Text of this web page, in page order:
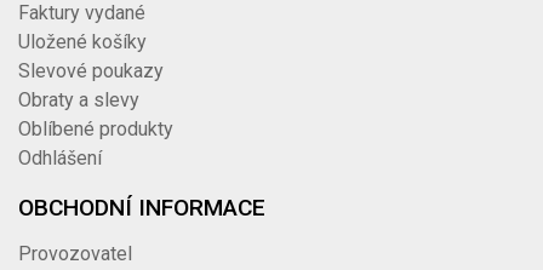
Faktury vydané
Uložené košíky
Slevové poukazy
Obraty a slevy
Oblíbené produkty
Odhlášení
OBCHODNÍ INFORMACE
Provozovatel